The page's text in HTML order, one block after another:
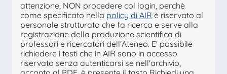
attenzione, NON procedere col login, perchè
come specificato nella policy di AIR è riservato al
personale strutturato che fa ricerca e serve alla
registrazione della produzione scientifica di
professori e ricercatori dell'Ateneo. E' possibile
richiedere i testi che in AIR sono in accesso
riservato senza autenticarsi se nell'archivio,